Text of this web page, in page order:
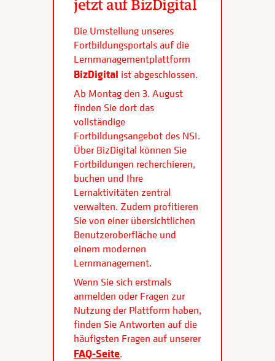
Die Umstellung unseres
Fortbildungsportals auf die
Lernmanagementplattform
BizDigital ist abgeschlossen.
Ab Montag den 3. August
finden Sie dort das
vollständige
Fortbildungsangebot des NSI.
Über BizDigital können Sie
Fortbildungen recherchieren,
buchen und Ihre
Lernaktivitäten zentral
verwalten. Zudem profitieren
Sie von einer übersichtlichen
Benutzeroberfläche und
einem modernen
Lernmanagement.
Wenn Sie sich erstmals
anmelden oder Fragen zur
Nutzung der Plattform haben,
finden Sie Antworten auf die
häufigsten Fragen auf unserer
FAQ-Seite.